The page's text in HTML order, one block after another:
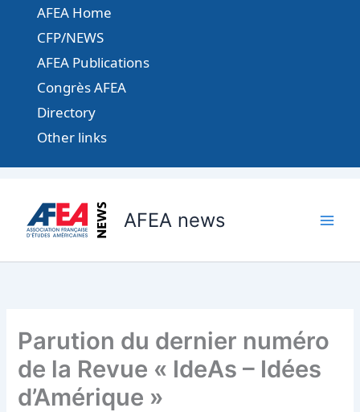
contenu
AFEA Home
CFP/NEWS
AFEA Publications
Congrès AFEA
Directory
Other links
AFEA news
Parution du dernier numéro
de la Revue « IdeAs – Idées
d’Amérique »